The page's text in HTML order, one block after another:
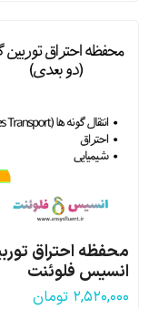
محفظه احتراق
انسیس فلوئنت
۲,۵۲۰,۰۰۰ تومان